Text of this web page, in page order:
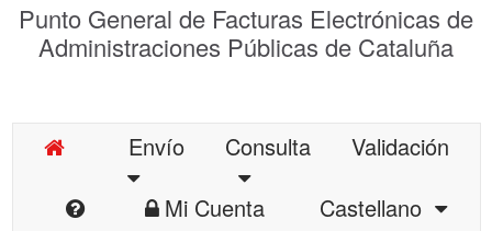
Punto General de Facturas Electrónicas de
Administraciones Públicas de Cataluña
Envío Consulta
Validación
Mi Cuenta
Castellano